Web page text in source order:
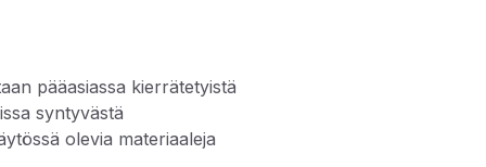
pääasiassa kierrätetyistä
syntyvästä
olevia materiaaleja